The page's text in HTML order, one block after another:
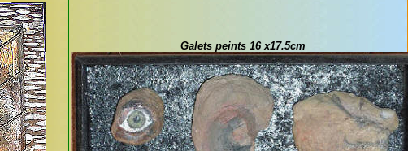
Galets peints 16 x17.5cm